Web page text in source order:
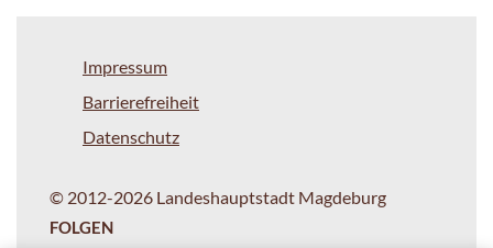
Impressum
Barrierefreiheit
Datenschutz
© 2012-2026 Landeshauptstadt Magdeburg
FOLGEN